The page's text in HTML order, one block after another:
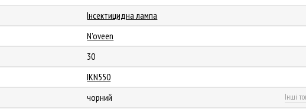
Інсектицидна лампа
N'oveen
30
IKN550
чорний Інші